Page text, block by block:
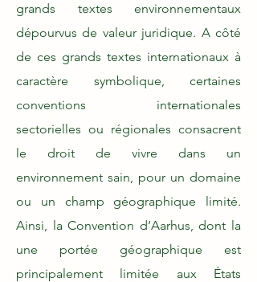
grands textes environnementaux
dépourvus de valeur juridique. ​A côté
de ces grands textes internationaux à
caractère symbolique, certaines
conventions internationales
sectorielles ou régionales consacrent
le droit de vivre dans un
environnement sain, pour un domaine
ou un champ géographique limité.​
Ainsi, la Convention d’Aarhus, dont la
une portée géographique est
principalement limitée aux États